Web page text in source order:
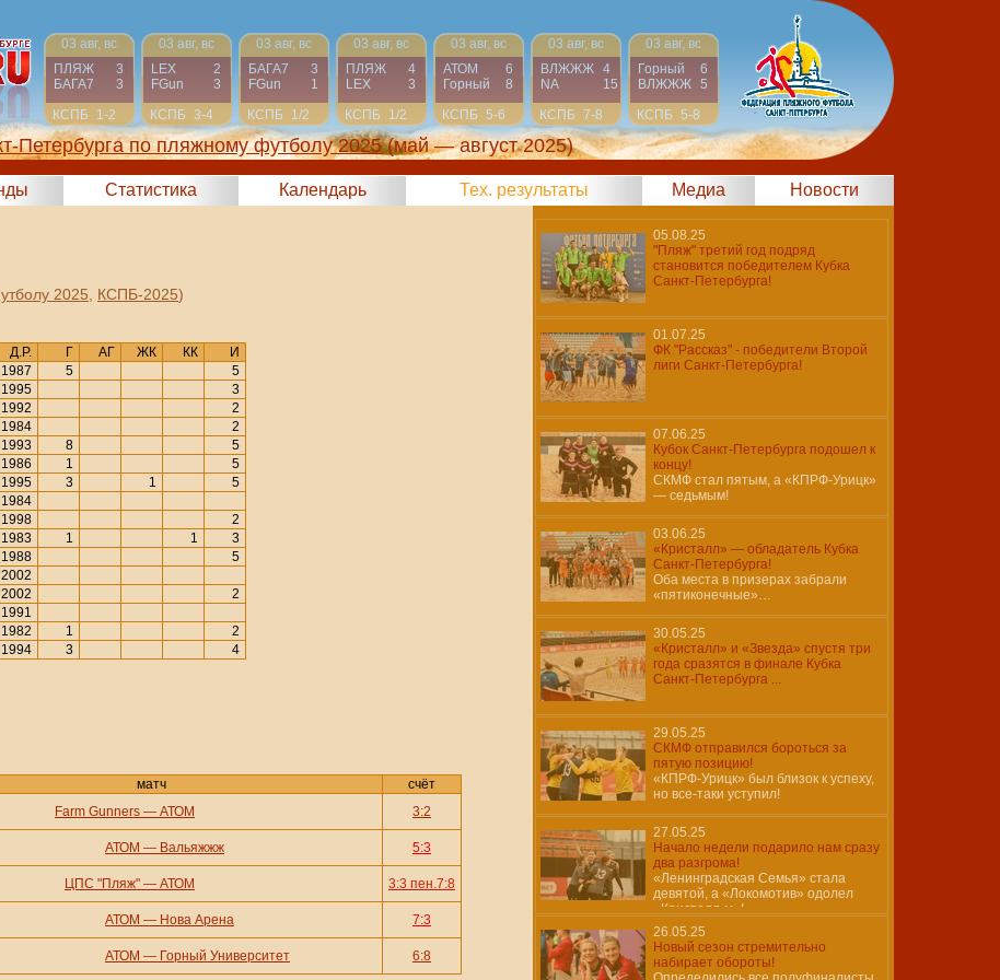
03 авг, вс
ПЛЯЖ
3
БАГА7
3
КСПБ
1-2
03 авг, вс
LEX
2
FGun
3
КСПБ 3-4
03 авг, вс
БАГА7
3
FGun
1
КСПБ
1/2
03 авг, вс
ПЛЯЖ
4
LEX
3
КСПБ
1/2
03 авг, вс
АТОМ
6
Горный
8
КСПБ 5-6
03 авг, вс
ВЛЖЖЖ 4
NA
15
КСПБ 7-8
03 авг, вс
Горный
6
ВЛЖЖЖ 5
КСПБ 5-8
Петербурга по пляжному футболу 2025 (май — август 2025)
Статистика Календарь Тех. результаты Медиа Новости
2025 КСПБ-2025)
Д.Р. Г АГ ЖК КК
И
1987 5
5
1995
3
1992
2
1984
2
1993 8
5
1986 1
5
1995 3 1
5
1984
1998
2
1983 1 1
3
1988
5
2002
2002
2
1991
1982 1
2
1994 3 4
матч
счёт
Farm Gunners — АТОМ 3:2
АТОМ — Вальяжжж 5:3
ЦПС "Пляж" — АТОМ 3:3 пен.7:8
АТОМ — Нова Арена 7:3
АТОМ — Горный Университет 6:8
05.08.25
"Пляж" третий год подряд
становится победителем Кубка
Санкт-Петербурга!
01.07.25
ФК "Рассказ" - победители Второй
лиги Санкт-Петербурга!
07.06.25
Кубок Санкт-Петербурга подошел к
концу!
СКМФ стал пятым, а «КПРФ-Урицк»
— седьмым!
03.06.25
«Кристалл» — обладатель Кубка
Санкт-Петербурга!
Оба места в призерах забрали
«пятиконечные»…
30.05.25
«Кристалл» и «Звезда» спустя три
года сразятся в финале Кубка
Санкт-Петербурга ...
29.05.25
СКМФ отправился бороться за
пятую позицию!
«КПРФ-Урицк» был близок к успеху,
но все-таки уступил!
27.05.25
Начало недели подарило нам сразу
два разгрома!
«Ленинградская Семья» стала
девятой, а «Локомотив» одолел
«Кристалл-м»!
26.05.25
Новый сезон стремительно
набирает обороты!